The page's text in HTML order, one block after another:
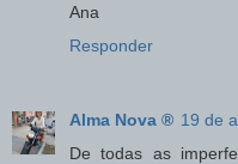
Ana
Responder
Alma Nova ® 19 de
De todas as